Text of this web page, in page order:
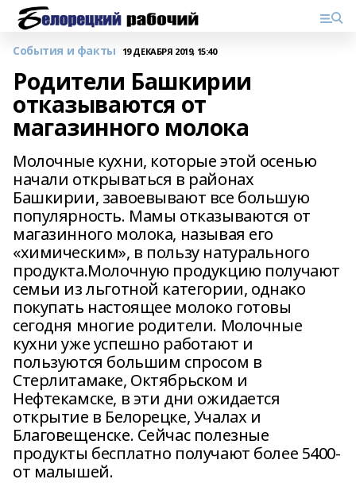
События и факты 19 ДЕКАБРЯ 2019, 15:40
Родители Башкирии
отказываются от
магазинного молока
Молочные кухни, которые этой осенью
начали открываться в районах
Башкирии, завоевывают все большую
популярность. Мамы отказываются от
магазинного молока, называя его
«химическим», в пользу натурального
продукта.Молочную продукцию получают
семьи из льготной категории, однако
покупать настоящее молоко готовы
сегодня многие родители. Молочные
кухни уже успешно работают и
пользуются большим спросом в
Стерлитамаке, Октябрьском и
Нефтекамске, в эти дни ожидается
открытие в Белорецке, Учалах и
Благовещенске. Сейчас полезные
продукты бесплатно получают более 5400-
от малышей.